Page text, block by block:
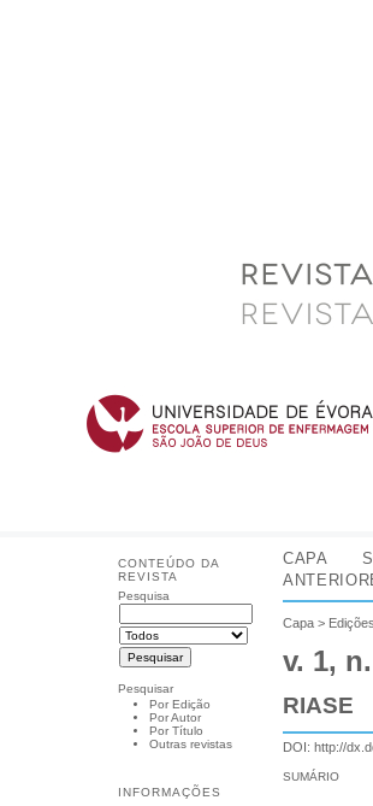
CONTEÚDO DA
REVISTA
Pesquisa
Pesquisar
Por Edição
Por Autor
Por Título
Outras revistas
INFORMAÇÕES
CAPA
Capa >
v. 1,
RIASE
DOI:http://
SUMÁRIO